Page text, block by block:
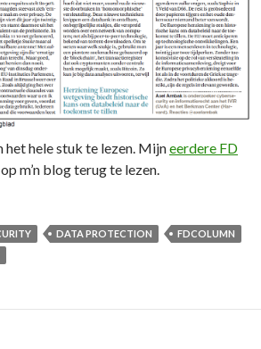
hele stuk te lezen. Mijneerdere FD
m’n blog terug te lezen.
DATA PROTECTION
FDCOLUMN